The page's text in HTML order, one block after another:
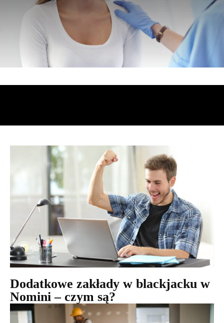
Dodatkowe zakłady w blackjacku w
Nomini – czym są?